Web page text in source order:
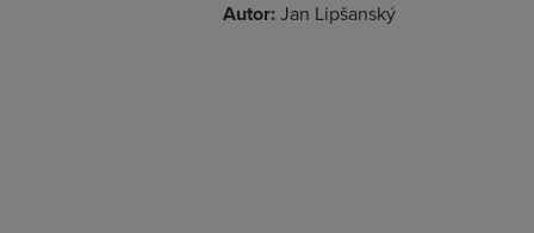
Autor: Jan Lipšanský